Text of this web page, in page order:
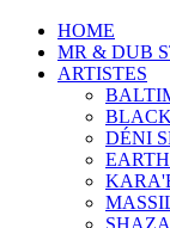
HOME
MR & DUB
ARTISTES
DÉNI